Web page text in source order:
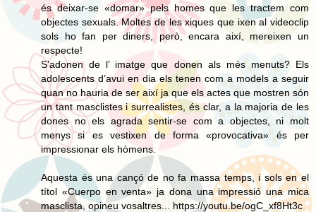
és deixar-se «domar» pels homes que les tractem com
objectes sexuals. Moltes de les xiques que ixen al videoclip
sols ho fan per diners, però, encara així, mereixen un
respecte!
S’adonen de l’ imatge que donen als més menuts? Els
adolescents d’avui en dia els tenen com a models a seguir
quan no hauria de ser així ja que els actes que mostren són
un tant masclistes i surrealistes, és clar, a la majoria de les
dones no els agrada sentir-se com a objectes, ni molt
menys si es vestixen de forma «provocativa» és per
impressionar els hòmens.
Aquesta és una cançó de no fa massa temps, i sols en el
títol «Cuerpo en venta» ja dona una impressió una mica
masclista, opineu vosaltres... https://youtu.be/ogC_xf8Ht3c